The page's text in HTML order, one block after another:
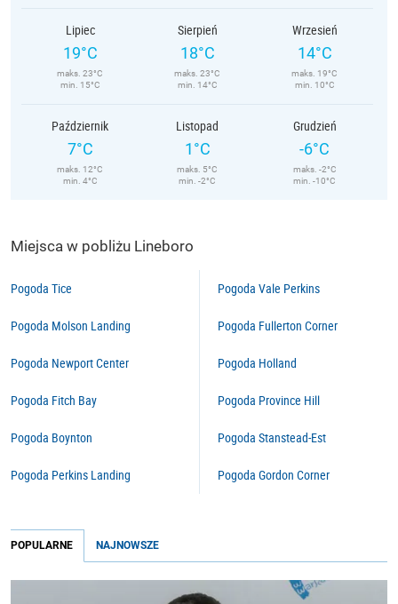
Lipiec
19°C
maks. 23°C
min. 15°C
Sierpień
18°C
maks. 23°C
min. 14°C
Wrzesień
14°C
maks. 19°C
min. 10°C
Październik
7°C
maks. 12°C
min. 4°C
Listopad
1°C
maks. 5°C
min. -2°C
Grudzień
-6°C
maks. -2°C
min. -10°C
Miejsca w pobliżu Lineboro
Pogoda Tice
Pogoda Molson Landing
Pogoda Newport Center
Pogoda Fitch Bay
Pogoda Boynton
Pogoda Perkins Landing
Pogoda Vale Perkins
Pogoda Fullerton Corner
Pogoda Holland
Pogoda Province Hill
Pogoda Stanstead-Est
Pogoda Gordon Corner
POPULARNE NAJNOWSZE